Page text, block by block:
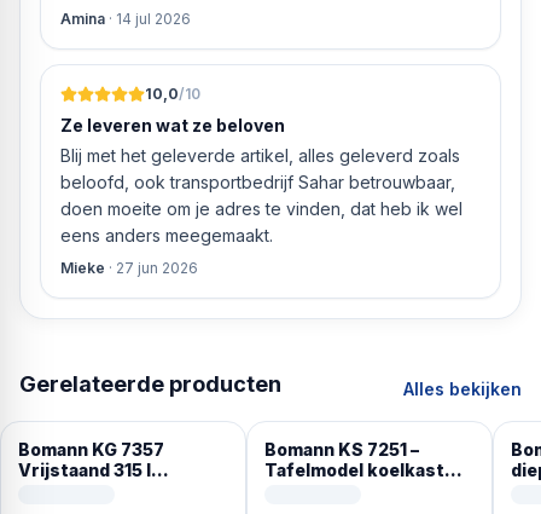
qui est craquelé ! Les coussins sont eux « dégonflés
Amina · 14 jul 2026
10,0/10
Ze leveren wat ze beloven
Blij met het geleverde artikel, alles geleverd zoals
beloofd, ook transportbedrijf Sahar betrouwbaar,
doen moeite om je adres te vinden, dat heb ik wel
eens anders meegemaakt.
Mieke · 27 jun 2026
Gerelateerde producten Alles bekijken
Bomann KG 7357
Vrijstaand 315 l
Bomann KS 7251 –
Tafelmodel koelkast